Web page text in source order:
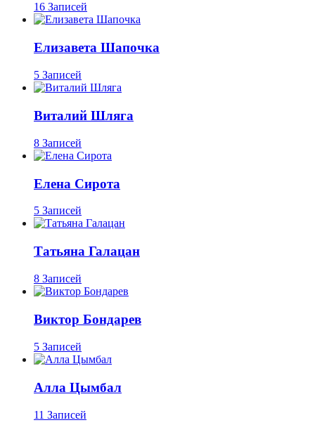
16 Записей
Елизавета Шапочка
5 Записей
Виталий Шляга
8 Записей
Елена Сирота
5 Записей
Татьяна Галацан
8 Записей
Виктор Бондарев
5 Записей
Алла Цымбал
11 Записей